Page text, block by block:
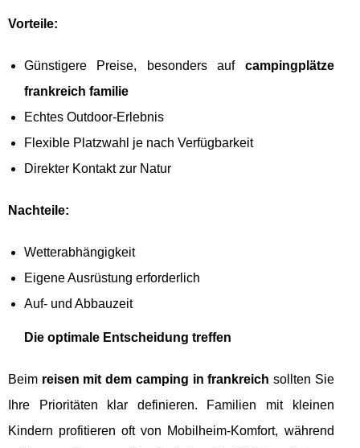
Vorteile:
Günstigere Preise, besonders auf campingplätze
frankreich familie
Echtes Outdoor-Erlebnis
Flexible Platzwahl je nach Verfügbarkeit
Direkter Kontakt zur Natur
Nachteile:
Wetterabhängigkeit
Eigene Ausrüstung erforderlich
Auf- und Abbauzeit
Die optimale Entscheidung treffen
Beim reisen mit dem camping in frankreich sollten Sie
Ihre Prioritäten klar definieren. Familien mit kleinen
Kindern profitieren oft von Mobilheim-Komfort, während